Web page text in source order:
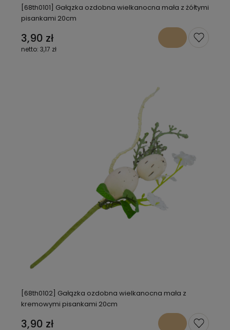
[68th0101] Gałązka ozdobna wielkanocna mała z żółtymi
pisankami 20cm
3,90 zł
3,17 zł
[68th0102] Gałązka ozdobna wielkanocna mała z
kremowymi pisankami 20cm
3,90 zł